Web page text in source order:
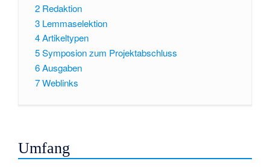
2 Redaktion
3 Lemmaselektion
4Artikeltypen
5Symposion zum Projektabschluss
6Ausgaben
7Weblinks
Umfang